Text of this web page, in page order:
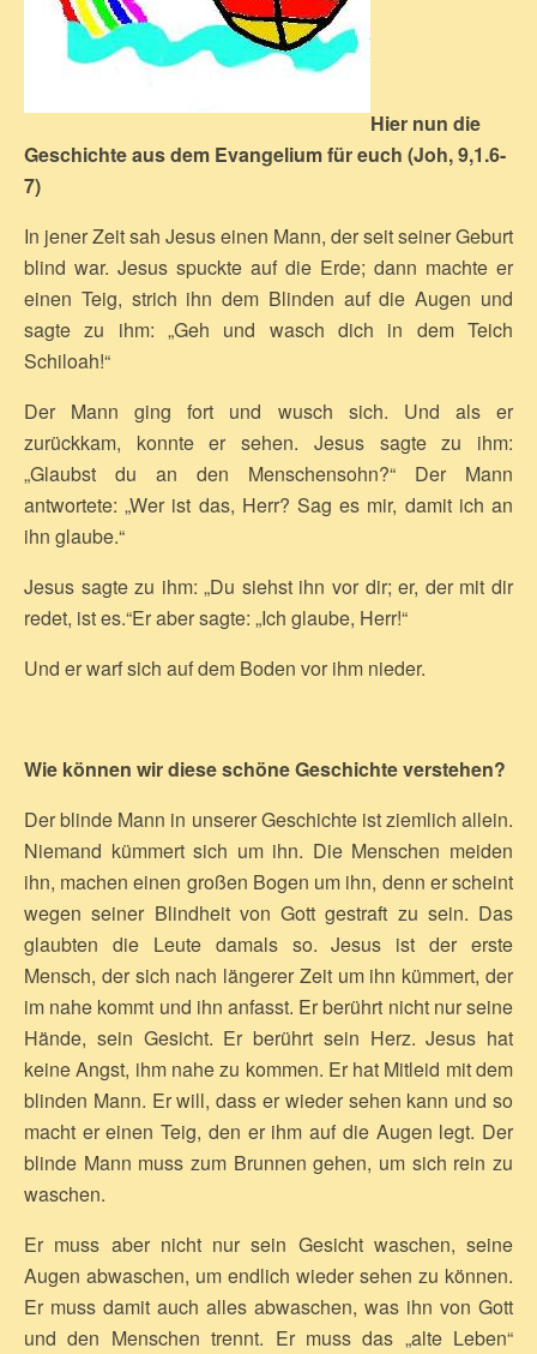
Hier nun die
Geschichte aus dem Evangelium für euch (Joh, 9,1.6-
7)
In jener Zeit sah Jesus einen Mann, der seit seiner Geburt
blind war. Jesus spuckte auf die Erde; dann machte er
einen Teig, strich ihn dem Blinden auf die Augen und
sagte zu ihm: „Geh und wasch dich in dem Teich
Schiloah!“
Der Mann ging fort und wusch sich. Und als er
zurückkam, konnte er sehen. Jesus sagte zu ihm:
„Glaubst du an den Menschensohn?“ Der Mann
antwortete: „Wer ist das, Herr? Sag es mir, damit ich an
ihn glaube.“
Jesus sagte zu ihm: „Du siehst ihn vor dir; er, der mit dir
redet, ist es.“Er aber sagte: „Ich glaube, Herr!“
Und er warf sich auf dem Boden vor ihm nieder.
Wie können wir diese schöne Geschichte verstehen?
Der blinde Mann in unserer Geschichte ist ziemlich allein.
Niemand kümmert sich um ihn. Die Menschen meiden
ihn, machen einen großen Bogen um ihn, denn er scheint
wegen seiner Blindheit von Gott gestraft zu sein. Das
glaubten die Leute damals so. Jesus ist der erste
Mensch, der sich nach längerer Zeit um ihn kümmert, der
im nahe kommt und ihn anfasst. Er berührt nicht nur seine
Hände, sein Gesicht. Er berührt sein Herz. Jesus hat
keine Angst, ihm nahe zu kommen. Er hat Mitleid mit dem
blinden Mann. Er will, dass er wieder sehen kann und so
macht er einen Teig, den er ihm auf die Augen legt. Der
blinde Mann muss zum Brunnen gehen, um sich rein zu
waschen.
Er muss aber nicht nur sein Gesicht waschen, seine
Augen abwaschen, um endlich wieder sehen zu können.
Er muss damit auch alles abwaschen, was ihn von Gott
und den Menschen trennt. Er muss das „alte Leben“